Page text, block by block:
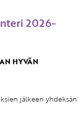
2026-
HYVÄN
jälkeen yhdeksän